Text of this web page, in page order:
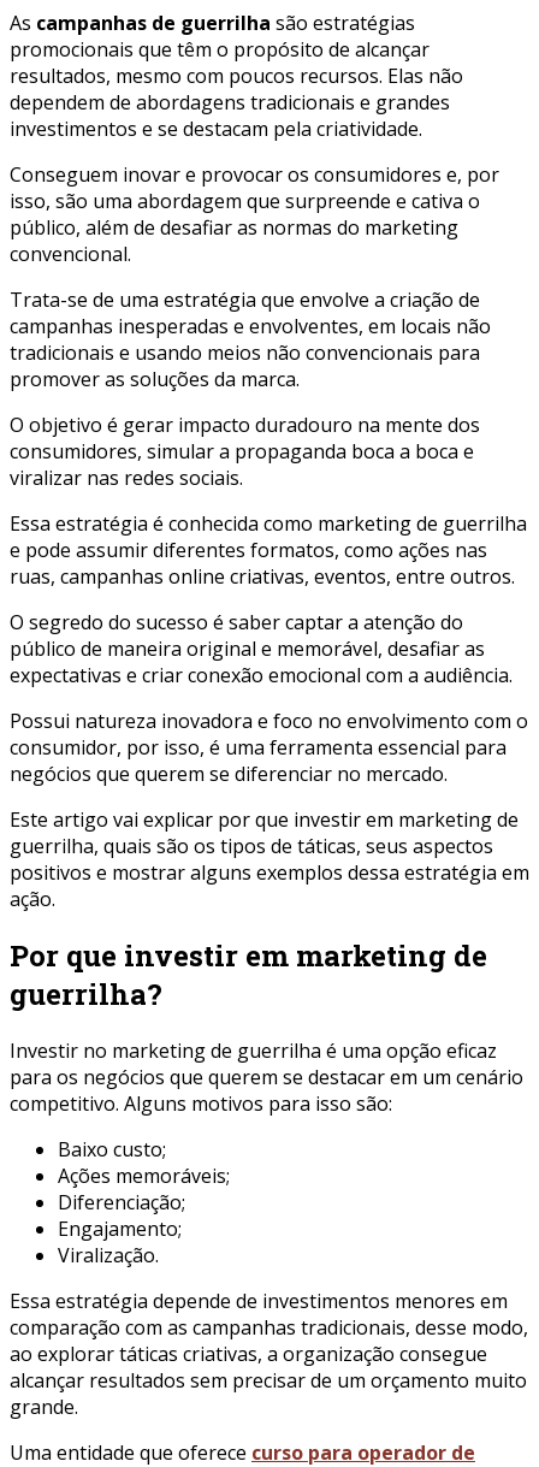
As campanhas de guerrilha são estratégias
promocionais que têm o propósito de alcançar
resultados, mesmo com poucos recursos. Elas não
dependem de abordagens tradicionais e grandes
investimentos e se destacam pela criatividade.
Conseguem inovar e provocar os consumidores e, por
isso, são uma abordagem que surpreende e cativa o
público, além de desafiar as normas do marketing
convencional.
Trata-se de uma estratégia que envolve a criação de
campanhas inesperadas e envolventes, em locais não
tradicionais e usando meios não convencionais para
promover as soluções da marca.
O objetivo é gerar impacto duradouro na mente dos
consumidores, simular a propaganda boca a boca e
viralizar nas redes sociais.
Essa estratégia é conhecida como marketing de guerrilha
e pode assumir diferentes formatos, como ações nas
ruas, campanhas online criativas, eventos, entre outros.
O segredo do sucesso é saber captar a atenção do
público de maneira original e memorável, desafiar as
expectativas e criar conexão emocional com a audiência.
Possui natureza inovadora e foco no envolvimento com o
consumidor, por isso, é uma ferramenta essencial para
negócios que querem se diferenciar no mercado.
Este artigo vai explicar por que investir em marketing de
guerrilha, quais são os tipos de táticas, seus aspectos
positivos e mostrar alguns exemplos dessa estratégia em
ação.
Por que investir em marketing de
guerrilha?
Investir no marketing de guerrilha é uma opção eficaz
para os negócios que querem se destacar em um cenário
competitivo. Alguns motivos para isso são:
Baixo custo;
Ações memoráveis;
Diferenciação;
Engajamento;
Viralização.
Essa estratégia depende de investimentos menores em
comparação com as campanhas tradicionais, desse modo,
ao explorar táticas criativas, a organização consegue
alcançar resultados sem precisar de um orçamento muito
grande.
Uma entidade que oferece curso para operador de